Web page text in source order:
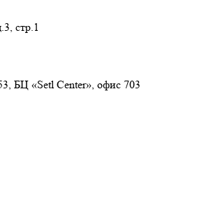
стр.1
БЦ «Setl Center», офис 703